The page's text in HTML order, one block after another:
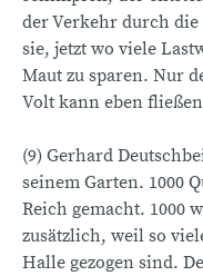
der Verkehr durch
sie, jetzt wo viele
Maut zu sparen. Nur
Volt kann eben
(9) Gerhard
seinem Garten. 1000
Reich gemacht. 1000
zusätzlich, weil so
Halle gezogen sind.